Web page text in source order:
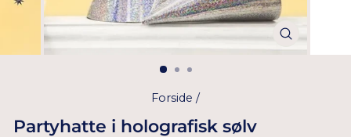
Forside /
Partyhatte i holografisk sølv